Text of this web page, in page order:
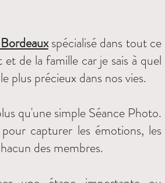
spécialisé dans tout ce
de la famille car je sais à quel
plus précieux dans nos vies.
qu'une simple Séance Photo.
capturer les émotions, les
des membres.